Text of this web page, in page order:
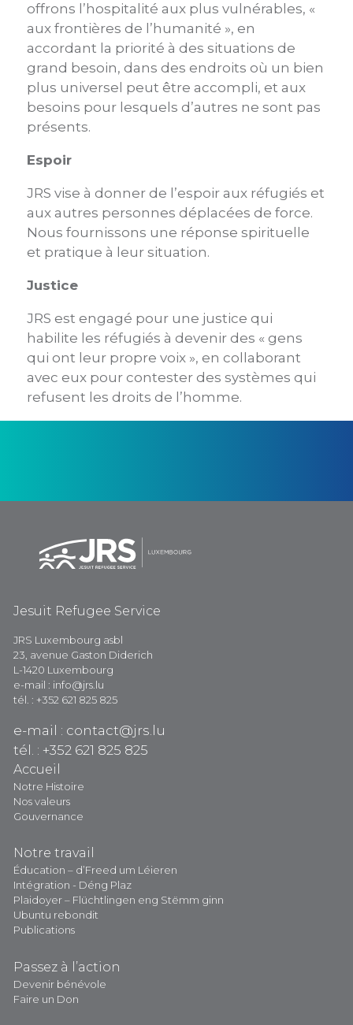
offrons l’hospitalité aux plus vulnérables, «
aux frontières de l’humanité », en
accordant la priorité à des situations de
grand besoin, dans des endroits où un bien
plus universel peut être accompli, et aux
besoins pour lesquels d’autres ne sont pas
présents.
Espoir
JRS vise à donner de l’espoir aux réfugiés et
aux autres personnes déplacées de force.
Nous fournissons une réponse spirituelle
et pratique à leur situation.
Justice
JRS est engagé pour une justice qui
habilite les réfugiés à devenir des « gens
qui ont leur propre voix », en collaborant
avec eux pour contester des systèmes qui
refusent les droits de l’homme.
Jesuit Refugee Service
JRS Luxembourg asbl
23, avenue Gaston Diderich
L-1420 Luxembourg
e-mail : info@jrs.lu
tél. : +352 621 825 825
e-mail : contact@jrs.lu
tél. : +352 621 825 825
Accueil
Notre Histoire
Nos valeurs
Gouvernance
Notre travail
Éducation – d’Freed um Léieren
Intégration - Déng Plaz
Plaidoyer – Flüchtlingen eng Stëmm ginn
Ubuntu rebondit
Publications
Passez à l’action
Devenir bénévole
Faire un Don